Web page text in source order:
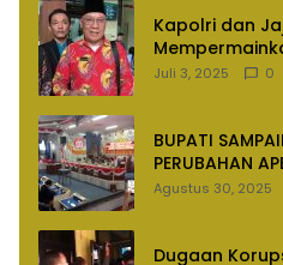
Kapolri dan
Juli 3, 2025 0
BUPATI
PERUBAHAN
2025
Agustus 30, 2025
Dugaan